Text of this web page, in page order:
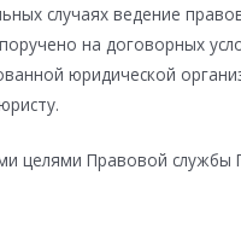
случаях ведение
на договорных
юридической
целями Правовой службы